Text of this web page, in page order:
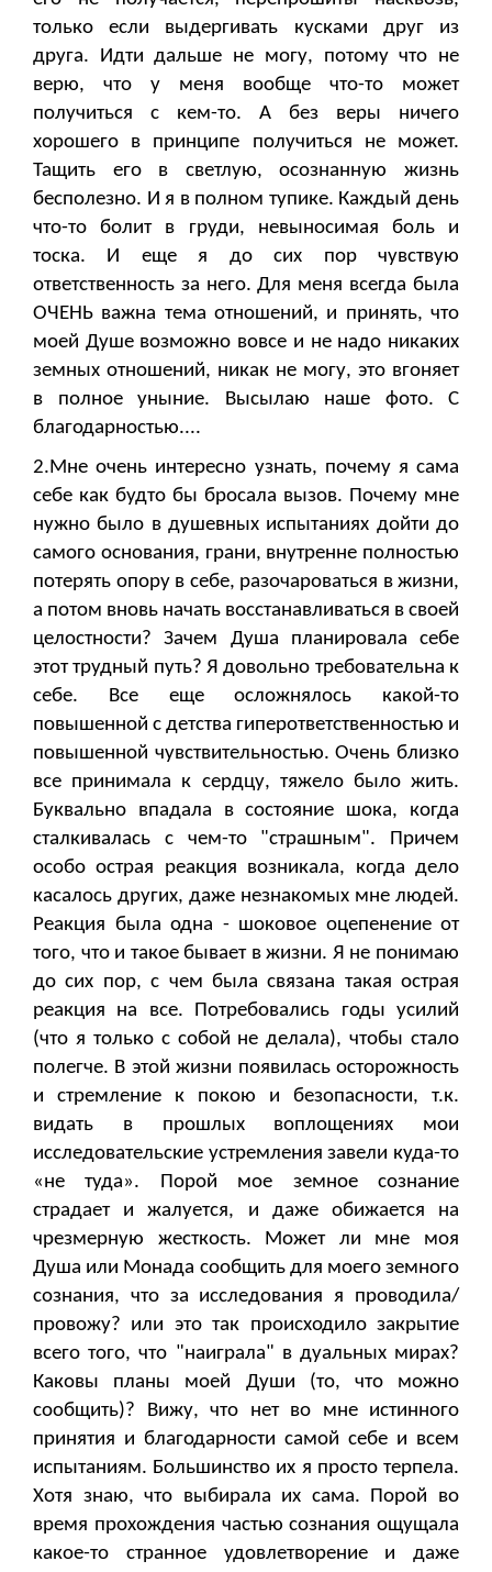
только если выдергивать кусками друг из
друга. Идти дальше не могу, потому что не
верю, что у меня вообще что-то может
получиться с кем-то. А без веры ничего
хорошего в принципе получиться не может.
Тащить его в светлую, осознанную жизнь
бесполезно. И я в полном тупике. Каждый день
что-то болит в груди, невыносимая боль и
тоска. И еще я до сих пор чувствую
ответственность за него. Для меня всегда была
ОЧЕНЬ важна тема отношений, и принять, что
моей Душе возможно вовсе и не надо никаких
земных отношений, никак не могу, это вгоняет
в полное уныние. Высылаю наше фото. С
благодарностью....
2.Мне очень интересно узнать, почему я сама
себе как будто бы бросала вызов. Почему мне
нужно было в душевных испытаниях дойти до
самого основания, грани, внутренне полностью
потерять опору в себе, разочароваться в жизни,
а потом вновь начать восстанавливаться в своей
целостности? Зачем Душа планировала себе
этот трудный путь? Я довольно требовательна к
себе. Все еще осложнялось какой-то
повышенной с детства гиперответственностью и
повышенной чувствительностью. Очень близко
все принимала к сердцу, тяжело было жить.
Буквально впадала в состояние шока, когда
сталкивалась с чем-то "страшным". Причем
особо острая реакция возникала, когда дело
касалось других, даже незнакомых мне людей.
Реакция была одна - шоковое оцепенение от
того, что и такое бывает в жизни. Я не понимаю
до сих пор, с чем была связана такая острая
реакция на все. Потребовались годы усилий
(что я только с собой не делала), чтобы стало
полегче. В этой жизни появилась осторожность
и стремление к покою и безопасности, т.к.
видать в прошлых воплощениях мои
исследовательские устремления завели куда-то
«не туда». Порой мое земное сознание
страдает и жалуется, и даже обижается на
чрезмерную жесткость. Может ли мне моя
Душа или Монада сообщить для моего земного
сознания, что за исследования я проводила/
провожу? или это так происходило закрытие
всего того, что "наиграла" в дуальных мирах?
Каковы планы моей Души (то, что можно
сообщить)? Вижу, что нет во мне истинного
принятия и благодарности самой себе и всем
испытаниям. Большинство их я просто терпела.
Хотя знаю, что выбирала их сама. Порой во
время прохождения частью сознания ощущала
какое-то странное удовлетворение и даже